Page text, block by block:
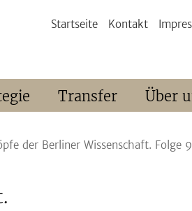
Startseite Kontakt
Transfer Über
der Berliner Wissenschaft. Folge